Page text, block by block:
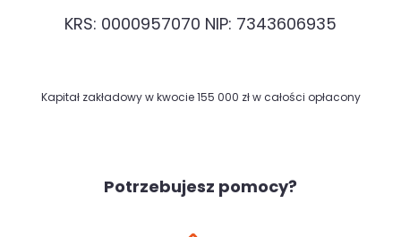
KRS: 0000957070 NIP: 7343606935
Kapitał zakładowy w kwocie 155 000 zł w całości opłacony
Potrzebujesz pomocy?